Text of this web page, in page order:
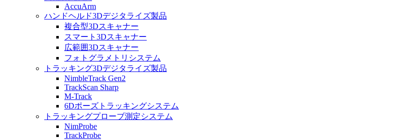
AccuArm
ハンドヘルド3Dデジタライズ製品
複合型3Dスキャナー
スマート3Dスキャナー
広範囲3Dスキャナー
フォトグラメトリシステム
トラッキング3Dデジタライズ製品
NimbleTrack Gen2
TrackScan Sharp
M-Track
6Dポーズトラッキングシステム
トラッキングプローブ測定システム
NimProbe
TrackProbe